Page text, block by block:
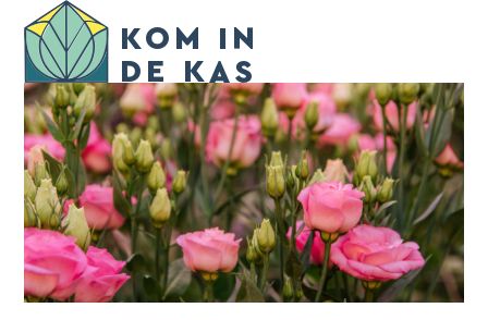
content
Open
mobile
menu
Close
mobile
menu